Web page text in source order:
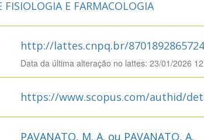
E FARMACOLOGIA
http://lattes.cnpq.br/
Data da última alteração no lattes: 23/01/2026
https://www.scopus.com/authid/
PAVANATO, M. A. ou PAVANATO, A.